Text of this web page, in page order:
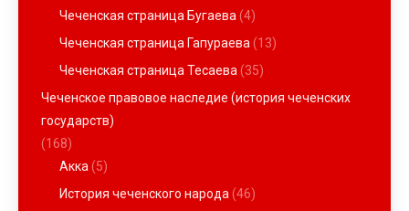
Чеченская страница Бугаева (4)
Чеченская страница Гапураева (13)
Чеченская страница Тесаева (35)
Чеченское правовое наследие (история чеченских
государств)
(168)
Акка (5)
История чеченского народа (46)